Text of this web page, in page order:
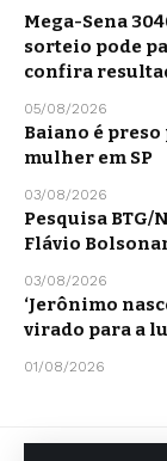
Mega-Sena
sorteio pode
confira
05/08/2026
Baiano é
mulher em SP
03/08/2026
Pesquisa BTG/
Flávio
03/08/2026
‘Jerônimo
virado para a
01/08/2026